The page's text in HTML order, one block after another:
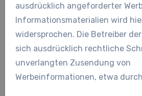
ausdrücklich angeforderter
Informationsmaterialien wird
widersprochen. Die Betreiber
sich ausdrücklich rechtliche
unverlangten Zusendung von
Werbeinformationen, etwa